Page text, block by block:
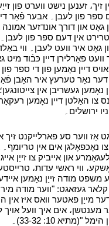
זיך، זענען נישט ווערט פון
פון לעבן۔ אבער פֿאַר די
גאָט און דורך אונדזער אמונה
אין דעם ספר פון לעבן۔
גאָט איר וועט לעבן۔ ווי
פאַרלירן דיין כּבֿוד
דיין נאָמען פון די ספר
דער נאָר טערעץ איר האָבן
נאָמען געשריבן אין
צו האַלטן דיין נאָמען
ירושלים۔
ווער סע פארלייקנט זיך
נאָכפאָלגן אים אין
און אייביק צו זייַן
ווי ראשי עדות،
משפט מודה זייַן נאָמען
געזאגט: "ווער מודה
מייַן פאטער וואס איז
אים איך וועל אויך
"(מתיא 10: 33-32)۔